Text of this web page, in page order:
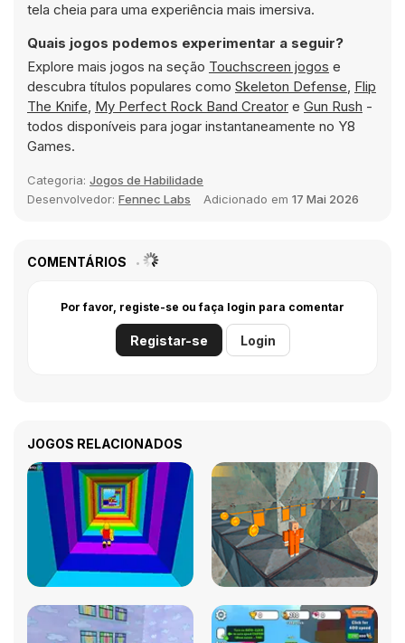
tela cheia para uma experiência mais imersiva.
Quais jogos podemos experimentar a seguir?
Explore mais jogos na seção Touchscreen jogos e
descubra títulos populares como Skeleton Defense, Flip
The Knife, My Perfect Rock Band Creator e Gun Rush -
todos disponíveis para jogar instantaneamente no Y8
Games.
Categoria: Jogos de Habilidade
Desenvolvedor: Fennec Labs Adicionado em 17 Mai 2026
COMENTÁRIOS
Por favor, registe-se ou faça login para comentar
Registar-se Login
JOGOS RELACIONADOS